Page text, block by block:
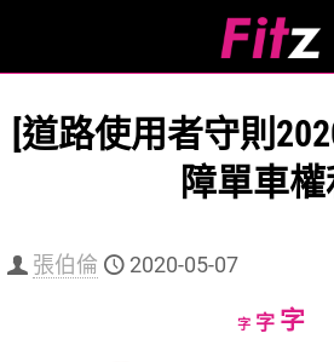
[道路使用者守則
障單車權
張伯倫 2020-05-07
字Decrease
字Reset
字